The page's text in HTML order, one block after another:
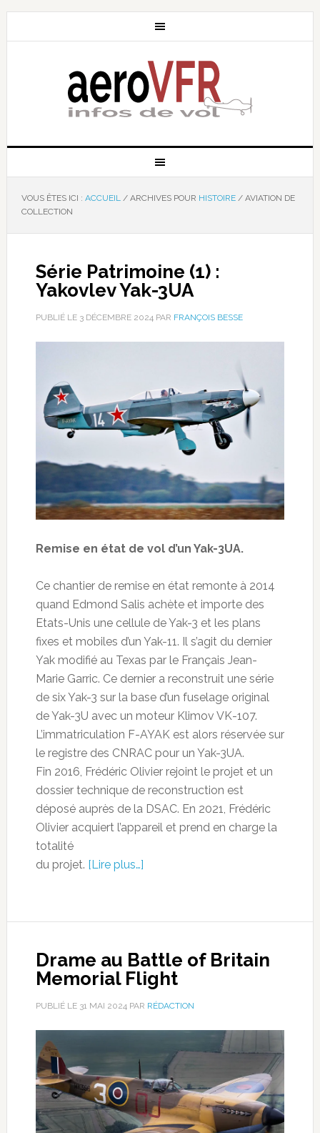
VOUS ÊTES ICI : ACCUEIL /ARCHIVES POUR HISTOIRE /AVIATION DE
COLLECTION
Série Patrimoine (1) :
Yakovlev Yak-3UA
PUBLIÉ LE 3 DÉCEMBRE 2024PAR FRANÇOIS BESSE
Remise en état de vol d’un Yak-3UA.
Ce chantier de remise en état remonte à 2014
quand Edmond Salis achète et importe des
Etats-Unis une cellule de Yak-3 et les plans
fixes et mobiles d’un Yak-11. Il s’agit du dernier
Yak modifié au Texas par le Français Jean-
Marie Garric. Ce dernier a reconstruit une série
de six Yak-3 sur la base d’un fuselage original
de Yak-3U avec un moteur Klimov VK-107.
L’immatriculation F-AYAK est alors réservée sur
le registre des CNRAC pour un Yak-3UA.
Fin 2016, Frédéric Olivier rejoint le projet et un
dossier technique de reconstruction est
déposé auprès de la DSAC. En 2021, Frédéric
Olivier acquiert l’appareil et prend en charge la
totalité
du projet. [Lire plus…]
Drame au Battle of Britain
Memorial Flight
PUBLIÉ LE 31 MAI 2024PAR RÉDACTION